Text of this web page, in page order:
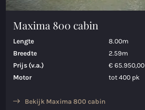
Maxima 800 cabin
Lengte
8.00m
Breedte
2.59m
Prijs (v.a.)
€ 65.950,00
Motor
tot 400 pk
Bekijk Maxima 800 cabin